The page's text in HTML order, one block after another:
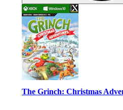
The Grinch: Christmas